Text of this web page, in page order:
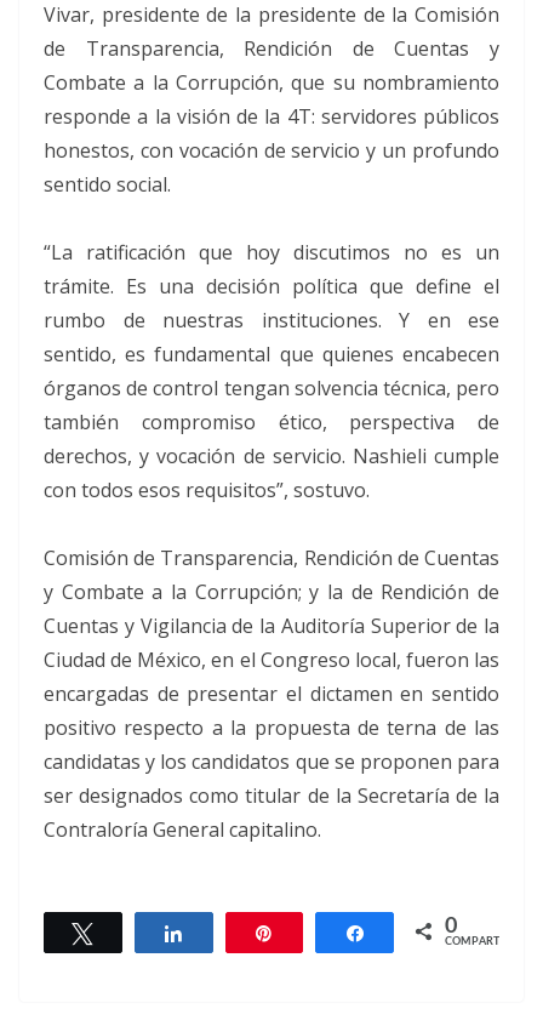
Vivar, presidente de la presidente de la Comisión
de Transparencia, Rendición de Cuentas y
Combate a la Corrupción, que su nombramiento
responde a la visión de la 4T: servidores públicos
honestos, con vocación de servicio y un profundo
sentido social.
“La ratificación que hoy discutimos no es un
trámite. Es una decisión política que define el
rumbo de nuestras instituciones. Y en ese
sentido, es fundamental que quienes encabecen
órganos de control tengan solvencia técnica, pero
también compromiso ético, perspectiva de
derechos, y vocación de servicio. Nashieli cumple
con todos esos requisitos”, sostuvo.
Comisión de Transparencia, Rendición de Cuentas
y Combate a la Corrupción; y la de Rendición de
Cuentas y Vigilancia de la Auditoría Superior de la
Ciudad de México, en el Congreso local, fueron las
encargadas de presentar el dictamen en sentido
positivo respecto a la propuesta de terna de las
candidatas y los candidatos que se proponen para
ser designados como titular de la Secretaría de la
Contraloría General capitalino.
Twittear Compartir Compartir
0
COMPARTIR